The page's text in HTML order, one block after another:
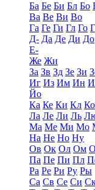
Ба Бе Би Бл Бо
Ва Ве Ви Во
Га Ге Ги Гл Го
Д- Да Де Ди До
Е-
Же Жи
За Зв Зд Зе Зи
Иг Из Им Ин
Йо
Ка Ке Ки Кл Ко
Ла Ле Ли Ль
Ма Ме Ми Мо
На Не Но Ну
Ов Ок Ол Ом
Па Пе Пи Пл
Ра Ре Ри Ру Ры
Са Св Се Си